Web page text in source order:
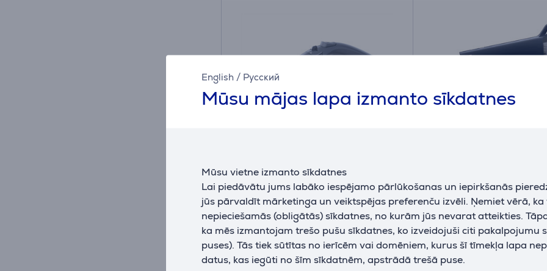
English / Русский
Mūsu mājas lapa izmanto sīkdatnes
Mūsu vietne izmanto sīkdatnes
Lai piedāvātu jums labāko iespējamo pārlūkošanas un iepirkšanās
jūs pārvaldīt mārketinga un veiktspējas preferenču izvēli. Ņemiet vērā,
nepieciešamās (obligātās) sīkdatnes, no kurām jūs nevarat atteikties.
ka mēs izmantojam trešo pušu sīkdatnes, ko izveidojuši citi pakalpojumu
puses). Tās tiek sūtītas no ierīcēm vai domēniem, kurus šī tīmekļa lapa
datus, kas iegūti no šīm sīkdatnēm, apstrādā trešā puse.
Tefal Freemove Power, 2600
W, zila/melna - Bezvadu tvaika
gludeklis
Ir noliktavā
Drauga cena:
Rokas apģērbu
Ir noliktavā
Cena: